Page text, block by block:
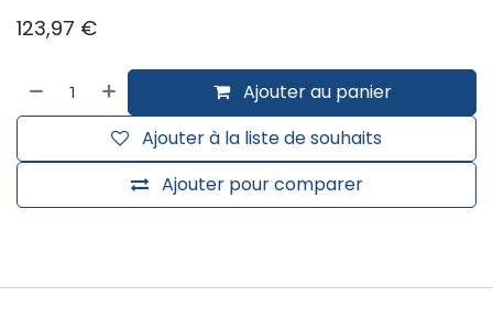
123,97 €
Ajouter au panier
Ajouter pour comparer
Ajouter à la liste de souhaits